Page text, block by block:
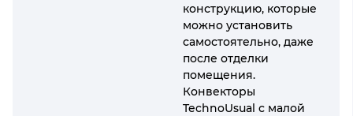
конструкцию, которые
можно установить
самостоятельно, даже
после отделки
помещения.
Конвекторы
TechnoUsual с малой